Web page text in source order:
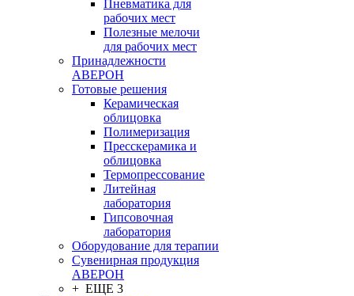
Пневматика для
рабочих мест
Полезные мелочи
для рабочих мест
Принадлежности
АВЕРОН
Готовые решения
Керамическая
облицовка
Полимеризация
Пресскерамика и
облицовка
Термопрессование
Литейная
лаборатория
Гипсовочная
лаборатория
Оборудование для терапии
Сувенирная продукция
АВЕРОН
+ ЕЩЕ 3